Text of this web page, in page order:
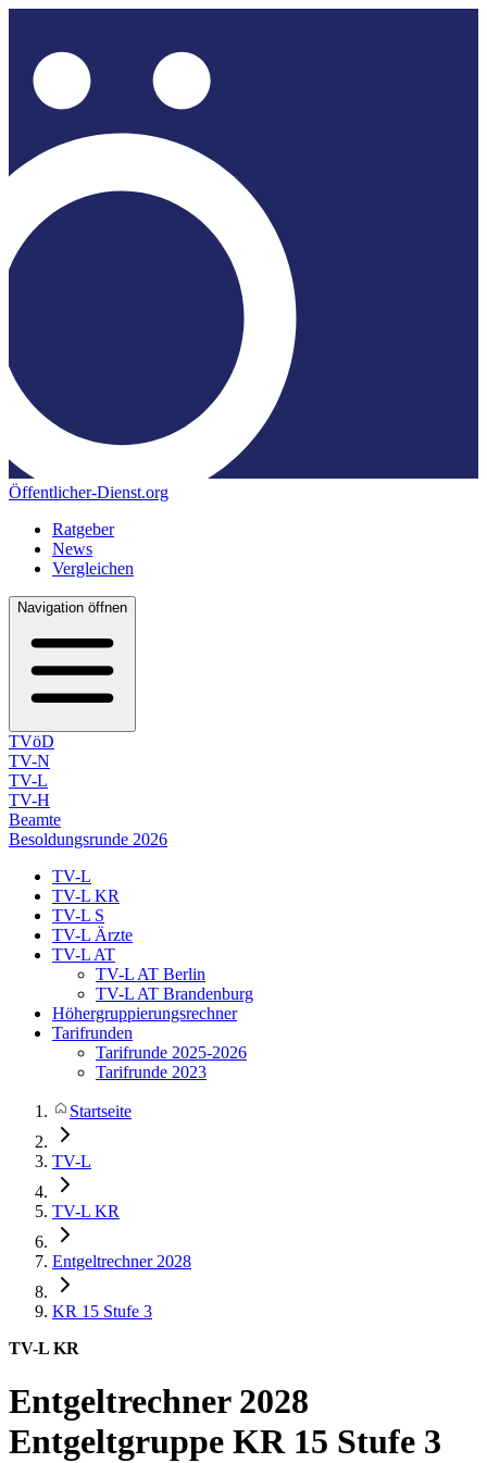
Öffentlicher-Dienst.org
Ratgeber
News
Vergleichen
Navigation öffnen
TVöD
TV-N
TV-L
TV-H
Beamte
Besoldungsrunde 2026
TV-L
TV-L KR
TV-L S
TV-L Ärzte
TV-L AT
TV-L AT Berlin
TV-L AT Brandenburg
Höhergruppierungsrechner
Tarifrunden
Tarifrunde 2025-2026
Tarifrunde 2023
Startseite
TV-L
TV-L KR
Entgeltrechner 2028
KR 15 Stufe 3
TV-L KR
Entgeltrechner 2028
Entgeltgruppe KR 15 Stufe 3